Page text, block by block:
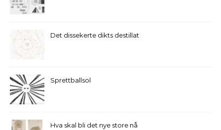
Det dissekerte dikts destillat
Sprettballsol
Hva skal bli det nye store nå